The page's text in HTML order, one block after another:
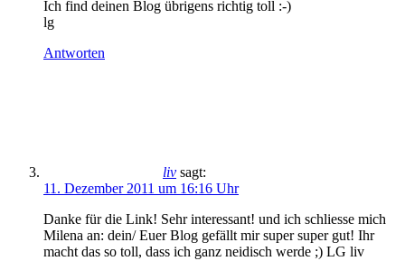
Ich find deinen Blog übrigens richtig toll :-)
lg
Antworten
liv sagt:
11. Dezember 2011 um 16:16 Uhr
Danke für die Link! Sehr interessant! und ich schliesse mich
Milena an: dein/ Euer Blog gefällt mir super super gut! Ihr
macht das so toll, dass ich ganz neidisch werde ;) LG liv